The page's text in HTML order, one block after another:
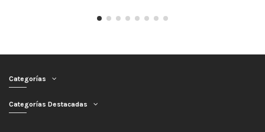
Categorías
Categorías Destacadas